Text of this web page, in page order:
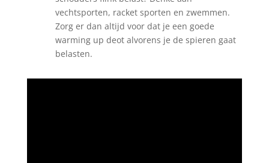
vechtsporten, racket sporten en zwemmen.
Zorg er dan altijd voor dat je een goede
warming up deot alvorens je de spieren gaat
belasten.